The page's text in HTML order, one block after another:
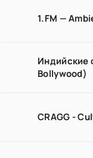
1.FM —
Индийские
Bollywood)
CRAGG -